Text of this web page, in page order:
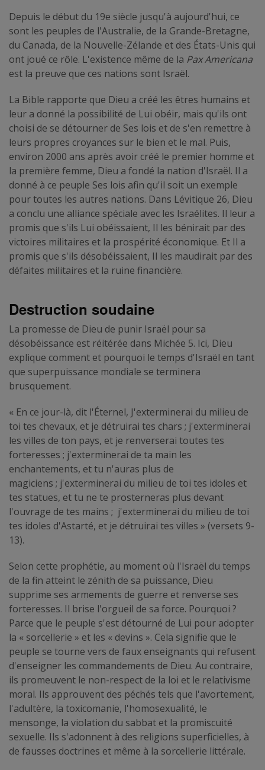
Depuis le début du 19e siècle jusqu'à aujourd'hui, ce
sont les peuples de l'Australie, de la Grande-Bretagne,
du Canada, de la Nouvelle-Zélande et des États-Unis qui
ont joué ce rôle. L'existence même de la Pax Americana
est la preuve que ces nations sont Israël.
La Bible rapporte que Dieu a créé les êtres humains et
leur a donné la possibilité de Lui obéir, mais qu'ils ont
choisi de se détourner de Ses lois et de s'en remettre à
leurs propres croyances sur le bien et le mal. Puis,
environ 2000 ans après avoir créé le premier homme et
la première femme, Dieu a fondé la nation d'Israël. Il a
donné à ce peuple Ses lois afin qu'il soit un exemple
pour toutes les autres nations. Dans Lévitique 26, Dieu
a conclu une alliance spéciale avec les Israélites. Il leur a
promis que s'ils Lui obéissaient, Il les bénirait par des
victoires militaires et la prospérité économique. Et Il a
promis que s'ils désobéissaient, Il les maudirait par des
défaites militaires et la ruine financière.
Destruction soudaine
La promesse de Dieu de punir Israël pour sa
désobéissance est réitérée dans Michée 5. Ici, Dieu
explique comment et pourquoi le temps d'Israël en tant
que superpuissance mondiale se terminera
brusquement.
« En ce jour-là, dit l'Éternel, J'exterminerai du milieu de
toi tes chevaux, et je détruirai tes chars ; j'exterminerai
les villes de ton pays, et je renverserai toutes tes
forteresses ; j'exterminerai de ta main les
enchantements, et tu n'auras plus de
magiciens ; j'exterminerai du milieu de toi tes idoles et
tes statues, et tu ne te prosterneras plus devant
l'ouvrage de tes mains ; j'exterminerai du milieu de toi
tes idoles d'Astarté, et je détruirai tes villes » (versets 9-
13).
Selon cette prophétie, au moment où l'Israël du temps
de la fin atteint le zénith de sa puissance, Dieu
supprime ses armements de guerre et renverse ses
forteresses. Il brise l'orgueil de sa force. Pourquoi ?
Parce que le peuple s'est détourné de Lui pour adopter
la « sorcellerie » et les « devins ». Cela signifie que le
peuple se tourne vers de faux enseignants qui refusent
d'enseigner les commandements de Dieu. Au contraire,
ils promeuvent le non-respect de la loi et le relativisme
moral. Ils approuvent des péchés tels que l'avortement,
l'adultère, la toxicomanie, l'homosexualité, le
mensonge, la violation du sabbat et la promiscuité
sexuelle. Ils s'adonnent à des religions superficielles, à
de fausses doctrines et même à la sorcellerie littérale.